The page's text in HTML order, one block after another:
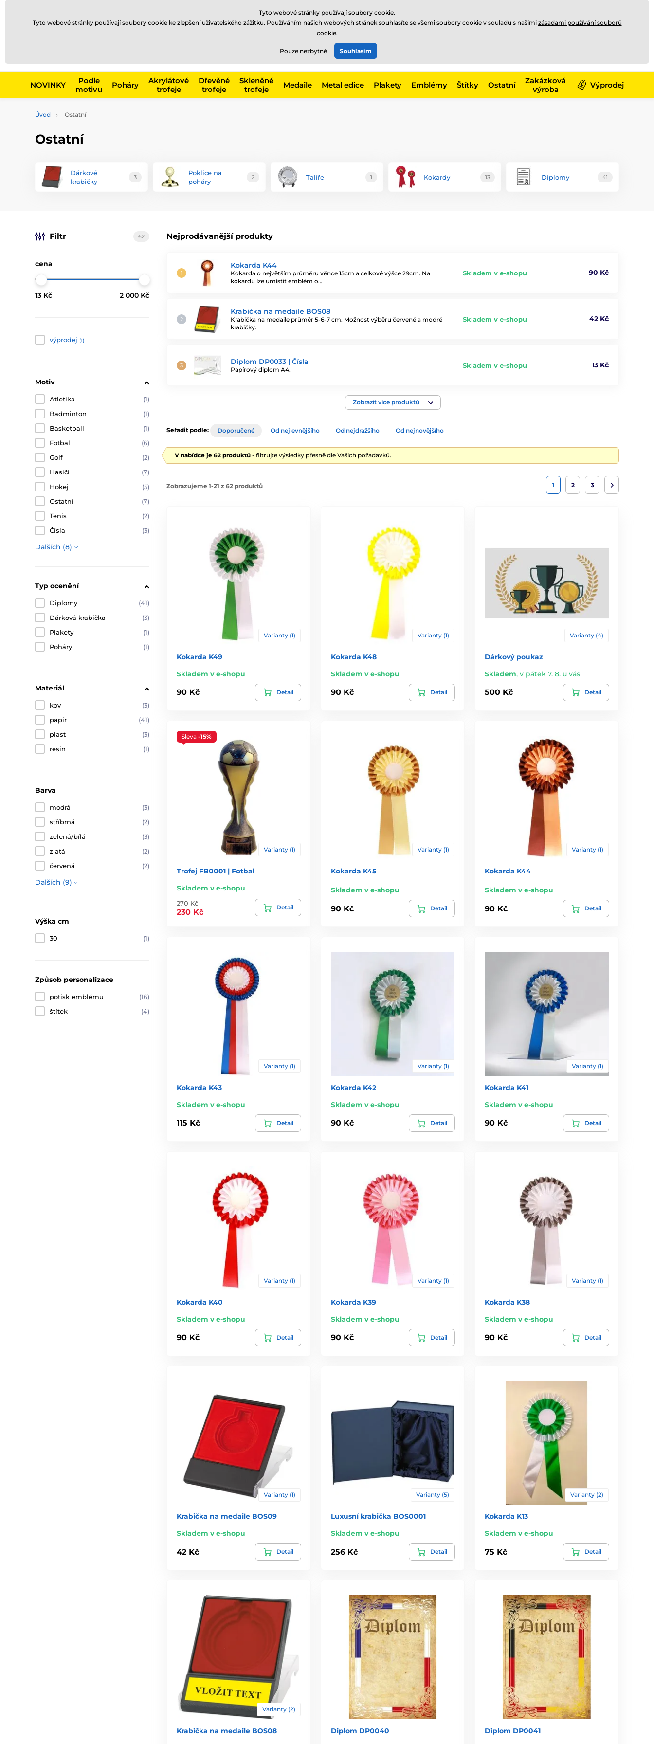
775 400 255
Zavolejte nám
NOVINKY
Podle
motivu
Poháry
Akrylátové
trofeje
Dřevěné
trofeje
Skleněné
trofeje
Medaile Metal edice Plakety Emblémy Štítky Ostatní
Zakázková
výroba
Výprodej
Úvod Ostatní
Ostatní
Dárkové
krabičky
3
Poklice na
poháry
2 Talíře 1 Kokardy 13 Diplomy 41
Nejprodávanější produkty
Kokarda K44
Kokarda o největším průměru věnce 15cm a celkové výšce 29cm. Na
kokardu lze umístit emblém o…
Skladem v e-shopu 90 Kč
Krabička na medaile BOS08
Krabička na medaile průměr 5-6-7 cm. Možnost výběru červené a modré
krabičky.
Skladem v e-shopu 42 Kč
Diplom DP0033 | Čísla
Papírový diplom A4.
Skladem v e-shopu 13 Kč
Zobrazit více produktů
Filtr 62
cena
13 Kč 2 000 Kč
výprodej (1)
Motiv
Atletika
(1)
Badminton
(1)
Basketball
(1)
Fotbal
(6)
Golf
(2)
Hasiči
(7)
Hokej
(5)
Ostatní
(7)
Tenis
(2)
Čísla
(3)
Dalších (8)
Typ ocenění
Diplomy
(41)
Dárková krabička
(3)
Plakety
(1)
Poháry
(1)
Materiál
kov
(3)
papír
(41)
plast
(3)
resin
(1)
Barva
modrá
(3)
stříbrná
(2)
zelená/bílá
(3)
zlatá
(2)
červená
(2)
Dalších (9)
Výška cm
30 (1)
Způsob personalizace
potisk emblému
(16)
štítek
(4)
Seřadit podle: Doporučené Od nejlevnějšího Od nejdražšího Od nejnovějšího
V nabídce je 62 produktů - filtrujte výsledky přesně dle Vašich požadavků.
Zobrazujeme 1-21 z 62 produktů 1 2 3
Varianty (1)
Kokarda K49
Skladem v e-shopu
90 Kč Detail
Varianty (1)
Kokarda K48
Skladem v e-shopu
90 Kč Detail
Varianty (4)
Dárkový poukaz
Skladem,v pátek 7. 8. u vás
500 Kč Detail
Sleva -15%
Varianty (1)
Trofej FB0001 | Fotbal
Skladem v e-shopu
270 Kč
230 Kč
Detail
Varianty (1)
Kokarda K45
Skladem v e-shopu
90 Kč Detail
Varianty (1)
Kokarda K44
Skladem v e-shopu
90 Kč Detail
Varianty (1)
Kokarda K43
Skladem v e-shopu
115 Kč Detail
Varianty (1)
Kokarda K42
Skladem v e-shopu
90 Kč Detail
Varianty (1)
Kokarda K41
Skladem v e-shopu
90 Kč Detail
Varianty (1)
Kokarda K40
Skladem v e-shopu
90 Kč Detail
Varianty (1)
Kokarda K39
Skladem v e-shopu
90 Kč Detail
Varianty (1)
Kokarda K38
Skladem v e-shopu
90 Kč Detail
Varianty (1)
Krabička na medaile BOS09
Skladem v e-shopu
42 Kč Detail
Varianty (5)
Luxusní krabička BOS0001
Skladem v e-shopu
256 Kč Detail
Varianty (2)
Kokarda K13
Skladem v e-shopu
75 Kč Detail
Varianty (2)
Krabička na medaile BOS08
Diplom DP0040
Diplom DP0041
Tyto webové stránky používají soubory cookie.
Tyto webové stránky používají soubory cookie ke zlepšení uživatelského zážitku. Používáním našich webových stránek souhlasíte se všemi soubory cookie v souladu s našimi zásadami používání souborů
cookie.
Pouze nezbytné Souhlasím